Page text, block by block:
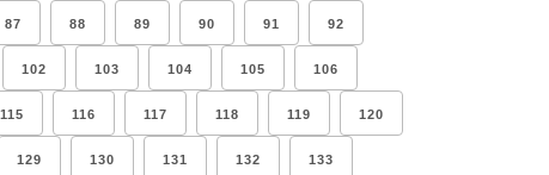
87 88 89 90 91 92
102 103 104 105 106
115 116 117 118 119 120
129 130 131 132 133